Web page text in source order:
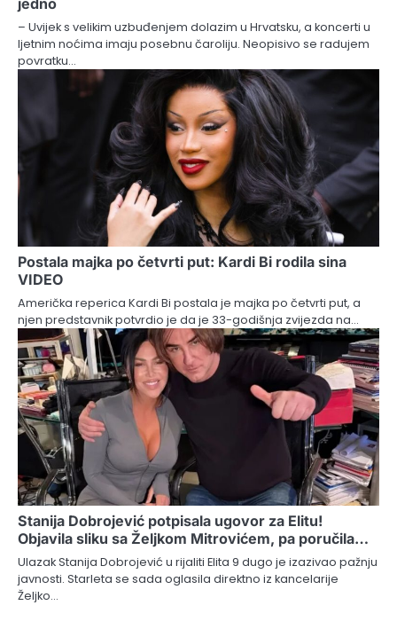
– Uvijek s velikim uzbuđenjem dolazim u Hrvatsku, a koncerti u
ljetnim noćima imaju posebnu čaroliju. Neopisivo se radujem
povratku…
Postala majka po četvrti put: Kardi Bi rodila sina
VIDEO
Američka reperica Kardi Bi postala je majka po četvrti put, a
njen predstavnik potvrdio je da je 33-godišnja zvijezda na…
Stanija Dobrojević potpisala ugovor za Elitu!
Objavila sliku sa Željkom Mitrovićem, pa poručila…
Ulazak Stanija Dobrojević u rijaliti Elita 9 dugo je izazivao pažnju
javnosti. Starleta se sada oglasila direktno iz kancelarije
Željko…